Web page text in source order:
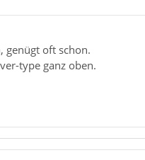
genügt oft schon.
type ganz oben.